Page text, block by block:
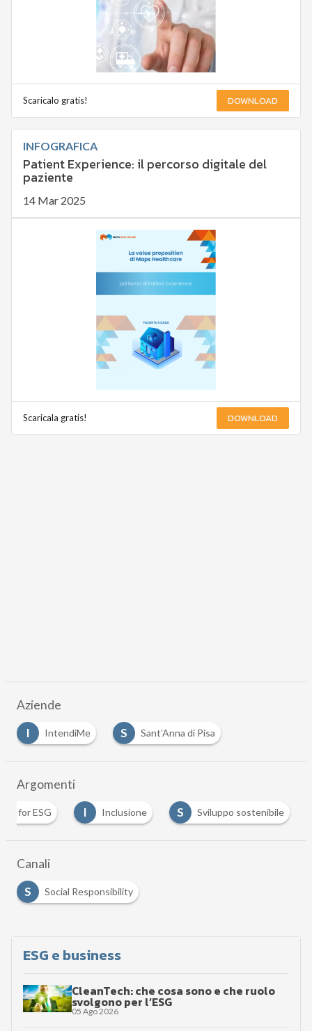
Scaricalo gratis! DOWNLOAD
INFOGRAFICA
Patient Experience: il percorso digitale del
paziente
14 Mar 2025
Scaricala gratis! DOWNLOAD
Aziende
I
IntendiMe S Sant’Anna di Pisa
Argomenti
for ESG I Inclusione S Sviluppo sostenibile
Canali
S
Social Responsibility
ESG e business
CleanTech: che cosa sono e che ruolo
svolgono per l’ESG
05 Ago 2026